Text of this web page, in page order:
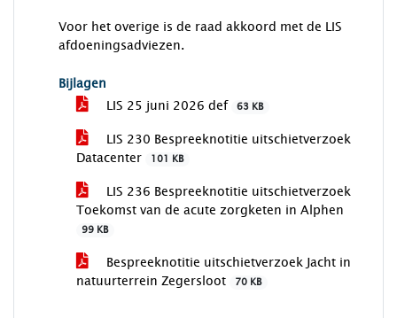
Voor het overige is de raad akkoord met de LIS
afdoeningsadviezen.
Bijlagen
LIS 25 juni 2026 def 63 KB
LIS 230 Bespreeknotitie uitschietverzoek
Datacenter
101 KB
LIS 236 Bespreeknotitie uitschietverzoek
Toekomst van de acute zorgketen in Alphen
99 KB
Bespreeknotitie uitschietverzoek Jacht in
natuurterrein Zegersloot
70 KB